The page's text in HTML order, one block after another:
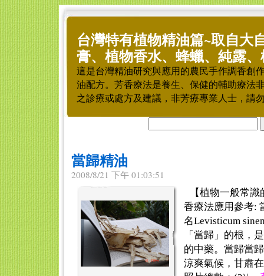
台灣特有植物精油篇~取自大
膏、植物香水、蜂蠟、純露
這是台灣精油研究與應用的農民手作調香創
油配方。芳香療法是養生、保健的輔助療法
之診療或處方及建議，非芳療專業人士，請
當歸精油
2008/8/21 下午 01:03:51
【植物一般常
香療法應用參考:
名Levisticum
「當歸」的根，
的中藥。當歸當
涼爽氣候，甘肅